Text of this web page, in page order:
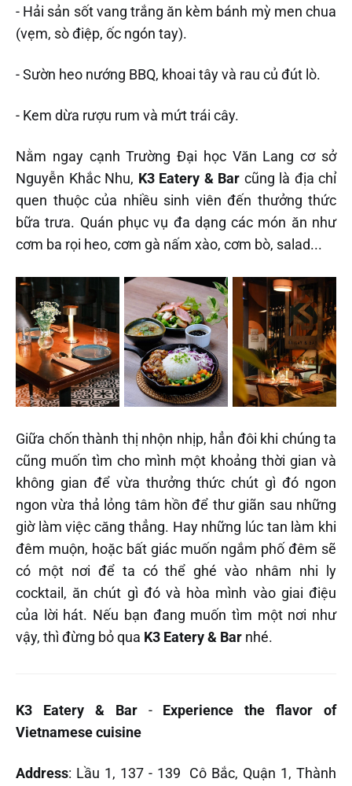
- Hải sản sốt vang trắng ăn kèm bánh mỳ men chua
(vẹm, sò điệp, ốc ngón tay).
- Sườn heo nướng BBQ, khoai tây và rau củ đút lò.
- Kem dừa rượu rum và mứt trái cây.
Nằm ngay cạnh Trường Đại học Văn Lang cơ sở
Nguyễn Khắc Nhu, K3 Eatery & Bar cũng là địa chỉ
quen thuộc của nhiều sinh viên đến thưởng thức
bữa trưa. Quán phục vụ đa dạng các món ăn như
cơm ba rọi heo, cơm gà nấm xào, cơm bò, salad...
‌‌Giữa chốn thành thị nhộn nhịp, hẳn đôi khi chúng ta
cũng muốn tìm cho mình một khoảng thời gian và
không gian để vừa thưởng thức chút gì đó ngon
ngon vừa thả lỏng tâm hồn để thư giãn sau những
giờ làm việc căng thẳng. Hay những lúc tan làm khi
đêm muộn, hoặc bất giác muốn ngắm phố đêm sẽ
có một nơi để ta có thể ghé vào nhâm nhi ly
cocktail, ăn chút gì đó và hòa mình vào giai điệu
của lời hát. Nếu bạn đang muốn tìm một nơi như
vậy, thì đừng bỏ qua K3 Eatery & Bar nhé.‌‌‌‌
K3 Eatery & Bar- Experience the flavor of
Vietnamese cuisine
Address: Lầu 1, 137 - 139 Cô Bắc, Quận 1, Thành